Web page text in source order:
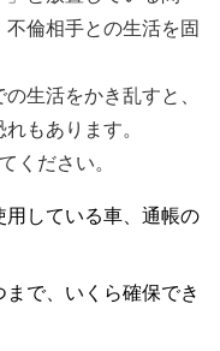
倫相手との生活を固
生活をかき乱すと、
もあります。
ください。
している車、通帳の
で、いくら確保でき